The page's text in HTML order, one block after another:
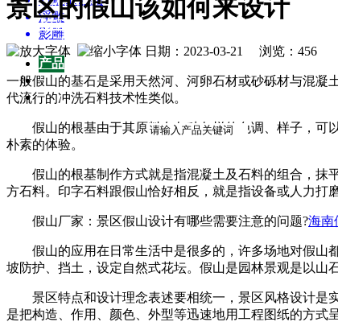
浮雕
影雕
产品
产品
供应
企业
招商加盟
关于我们
景区的假山该如何来设计
日期：2023-03-21 浏览： 456
一般假山的基石是采用天然河、河卵石材或砂砾材与混
代流行的冲洗石料技术性类似。
假山的根基由于其原料有各种各样的色调、样子，可以
朴素的体验。
假山的根基制作方式就是指混凝土及石料的组合，抹平
方石料。印字石料跟假山恰好相反，就是指设备或人力打
假山厂家：景区假山设计有哪些需要注意的问题?海南
假山的应用在日常生活中是很多的，许多场地对假山都
坡防护、挡土，设定自然式花坛。假山是园林景观是以山
景区特点和设计理念表述要相统一，景区风格设计是实
是把构造、作用、颜色、外型等迅速地用工程图纸的方式